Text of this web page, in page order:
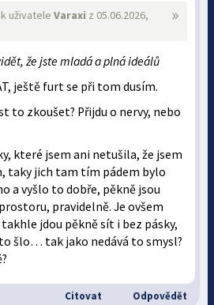
»
uživateleVaraxi z 05.06.2026,
že jste mladá a plná ideálů
ještě furt se při tom dusím.
to zkoušet? Přijdu o nervy, nebo
které jsem ani netušila, že jsem
taky jich tam tím pádem bylo
a vyšlo to dobře, pěkně jsou
pravidelně. Je ovšem
jdou pěkně sít i bez pásky,
šlo… tak jako nedává to smysl?
Citovat Odpovědět